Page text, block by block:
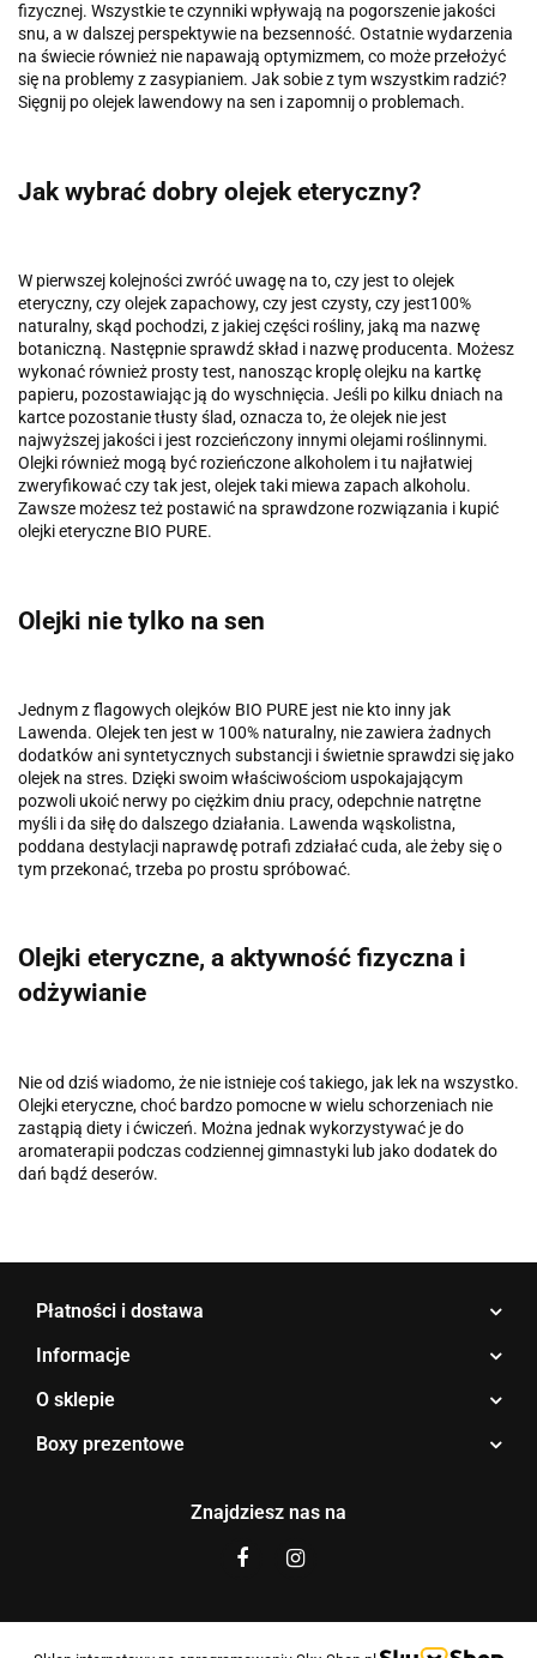
fizycznej. Wszystkie te czynniki wpływają na pogorszenie jakości
snu, a w dalszej perspektywie na bezsenność. Ostatnie wydarzenia
na świecie również nie napawają optymizmem, co może przełożyć
się na problemy z zasypianiem. Jak sobie z tym wszystkim radzić?
Sięgnij po olejek lawendowy na sen i zapomnij o problemach.
Jak wybrać dobry olejek eteryczny?
W pierwszej kolejności zwróć uwagę na to, czy jest to olejek
eteryczny, czy olejek zapachowy, czy jest czysty, czy jest100%
naturalny, skąd pochodzi, z jakiej części rośliny, jaką ma nazwę
botaniczną. Następnie sprawdź skład i nazwę producenta. Możesz
wykonać również prosty test, nanosząc kroplę olejku na kartkę
papieru, pozostawiając ją do wyschnięcia. Jeśli po kilku dniach na
kartce pozostanie tłusty ślad, oznacza to, że olejek nie jest
najwyższej jakości i jest rozcieńczony innymi olejami roślinnymi.
Olejki również mogą być rozieńczone alkoholem i tu najłatwiej
zweryfikować czy tak jest, olejek taki miewa zapach alkoholu.
Zawsze możesz też postawić na sprawdzone rozwiązania i kupić
olejki eteryczne BIO PURE.
Olejki nie tylko na sen
Jednym z flagowych olejków BIO PURE jest nie kto inny jak
Lawenda. Olejek ten jest w 100% naturalny, nie zawiera żadnych
dodatków ani syntetycznych substancji i świetnie sprawdzi się jako
olejek na stres. Dzięki swoim właściwościom uspokajającym
pozwoli ukoić nerwy po ciężkim dniu pracy, odepchnie natrętne
myśli i da siłę do dalszego działania. Lawenda wąskolistna,
poddana destylacji naprawdę potrafi zdziałać cuda, ale żeby się o
tym przekonać, trzeba po prostu spróbować.
Olejki eteryczne, a aktywność fizyczna i
odżywianie
Nie od dziś wiadomo, że nie istnieje coś takiego, jak lek na wszystko.
Olejki eteryczne, choć bardzo pomocne w wielu schorzeniach nie
zastąpią diety i ćwiczeń. Można jednak wykorzystywać je do
aromaterapii podczas codziennej gimnastyki lub jako dodatek do
dań bądź deserów.
Płatności i dostawa
Informacje
O sklepie
Boxy prezentowe
Znajdziesz nas na